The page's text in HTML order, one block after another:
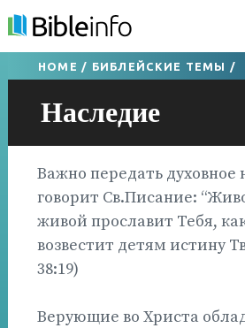
HOME / БИБЛЕЙСКИЕ ТЕМЫ /
Наследие
Важно передать духовное
говорит Св.Писание:
живой прославит Тебя,
возвестит детям истину
38:19)
Верующие во Христа